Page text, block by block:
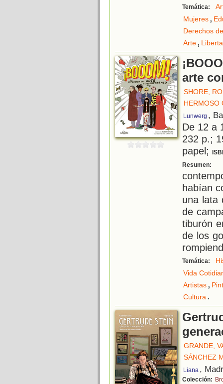
Temática:
Mujeres,
Derechos
Arte,
arte
SHORE,
HERMOSO
Lunwerg ,
De 12 a
232 p.;
papel;
Resumen:
habían
una lata
de
tiburón
de los
Temática:
Vida
Artistas,
Cultura.
GRANDE,
SÁNCHEZ
Liana ,
Colección: